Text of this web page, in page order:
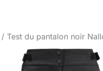
Test du pantalon noir